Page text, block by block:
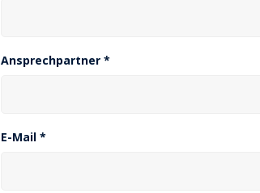
Ansprechpartner *
E-Mail *